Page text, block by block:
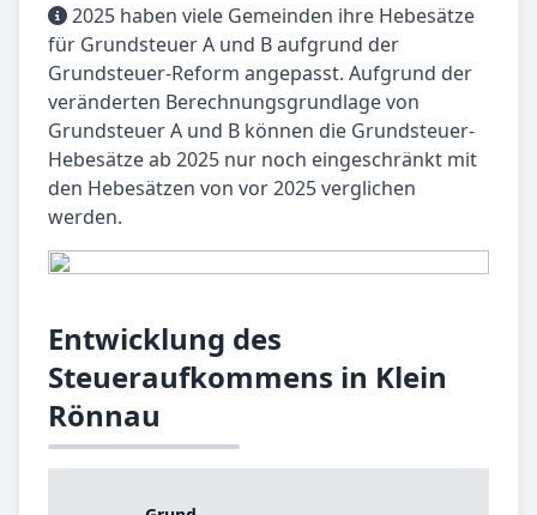
2025 haben viele Gemeinden ihre Hebesätze
für Grundsteuer A und B aufgrund der
Grundsteuer-Reform angepasst. Aufgrund der
veränderten Berechnungsgrundlage von
Grundsteuer A und B können die Grundsteuer-
Hebesätze ab 2025 nur noch eingeschränkt mit
den Hebesätzen von vor 2025 verglichen
werden.
Entwicklung des
Steueraufkommens in Klein
Rönnau